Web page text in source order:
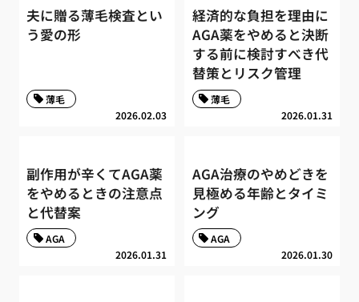
夫に贈る薄毛検査とい
う愛の形
2026.02.03
薄毛
経済的な負担を理由に
AGA薬をやめると決断
する前に検討すべき代
替策とリスク管理
2026.01.31
薄毛
副作用が辛くてAGA薬
をやめるときの注意点
と代替案
2026.01.31
AGA
AGA治療のやめどきを
見極める年齢とタイミ
ング
2026.01.30
AGA